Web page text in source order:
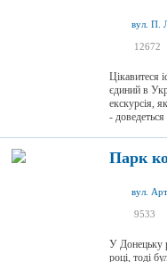
12672
Цікавитеся
єдиний в
екскурсія,
- доведеться
Парк
вул.
9533
У Донецьку
році, тоді